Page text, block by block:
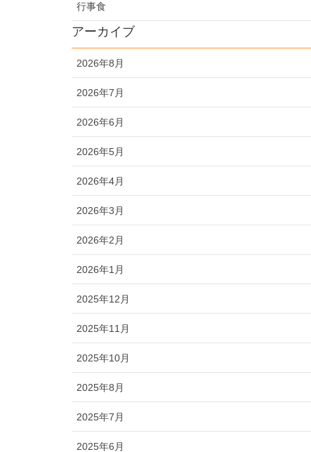
行事食
アーカイブ
2026年8月
2026年7月
2026年6月
2026年5月
2026年4月
2026年3月
2026年2月
2026年1月
2025年12月
2025年11月
2025年10月
2025年8月
2025年7月
2025年6月